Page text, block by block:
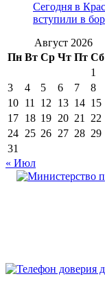
Сегодня в
вступили в
Август 2026
Пн Вт Ср Чт Пт Сб
1
3
4 5 6 7 8
10 11 12 13 14 15
17 18 19 20 21 22
24 25 26 27 28 29
31
« Июл